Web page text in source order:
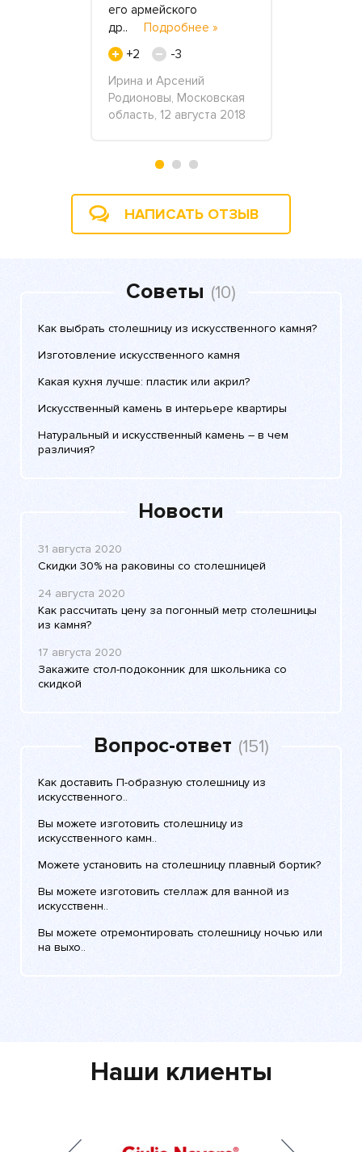
его армейского
др.. Подробнее »
+2
-3
Ирина и Арсений
Родионовы, Московская
область, 12 августа 2018
НАПИСАТЬ ОТЗЫВ
Советы (10)
Как выбрать столешницу из искусственного камня?
Изготовление искусственного камня
Какая кухня лучше: пластик или акрил?
Искусственный камень в интерьере квартиры
Натуральный и искусственный камень – в чем
различия?
Новости
31 августа 2020
Скидки 30% на раковины со столешницей
24 августа 2020
Как рассчитать цену за погонный метр столешницы
из камня?
17 августа 2020
Закажите стол-подоконник для школьника со
скидкой
Вопрос-ответ (151)
Как доставить П-образную столешницу из
искусственного..
Вы можете изготовить столешницу из
искусственного камн..
Можете установить на столешницу плавный бортик?
Вы можете изготовить стеллаж для ванной из
искусственн..
Вы можете отремонтировать столешницу ночью или
на выхо..
Наши клиенты